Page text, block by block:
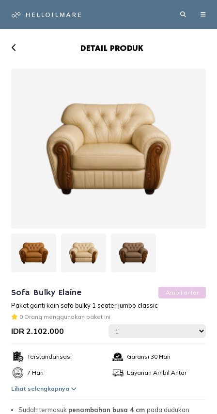
DETAIL PRODUK
Sofa Bulky Elaine Ambil antar
Paket ganti kain sofa bulky 1 seater jumbo classic
0 Orang menggunakan paket ini
IDR 2.102.000
Terstandarisasi Garansi 30 Hari
7 Hari Layanan Ambil Antar
Lihat selengkapnya
Sudah termasuk penambahan busa 4 cmpada dudukan